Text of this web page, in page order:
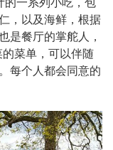
，以及海鲜，根据
是餐厅的掌舵人，
菜单，可以伴随
每个人都会同意的